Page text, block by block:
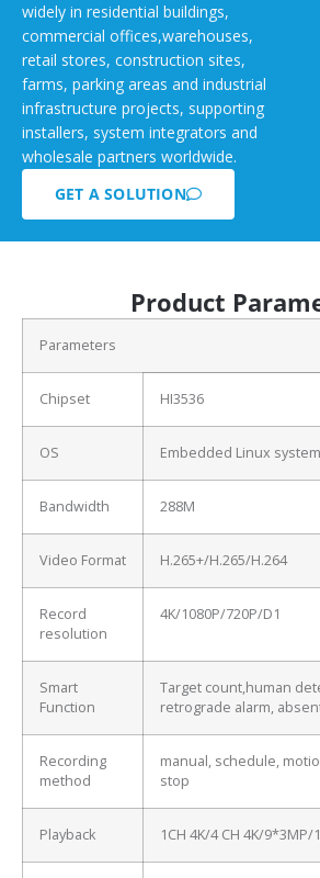
widely in residential buildings,
commercial offices,warehouses,
retail stores, construction sites,
farms, parking areas and industrial
infrastructure projects, supporting
installers, system integrators and
wholesale partners worldwide.
GET A SOLUTION
Product
Parameters
Chipset HI3536
OS Embedded Linux system
Bandwidth 288M
Video Format H.265+/H.265/H.264
Record
resolution
4K/1080P/720P/D1
Smart
Function
Target count,human
retrograde alarm,
Recording
method
manual, schedule,
stop
Playback 1CH 4K/4 CH 4K/9*3MP/